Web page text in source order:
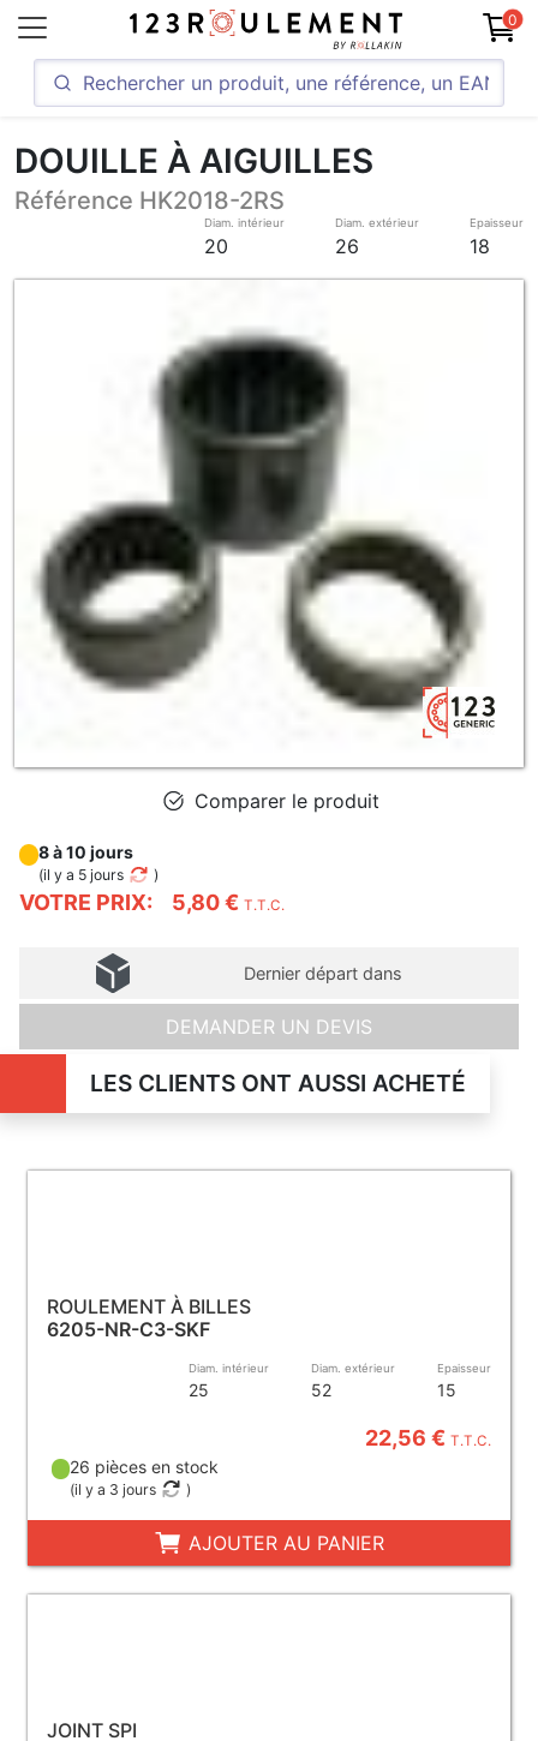
0
DOUILLE À AIGUILLES
Référence HK2018-2RS
Diam. intérieur
20
Diam. extérieur
26
Epaisseur
18
Comparer le produit
VOTRE PRIX: 5,80 € T.T.C.
8 à 10 jours
(il y a 5 jours )
Dernier départ dans
DEMANDER UN DEVIS
LES CLIENTS ONT AUSSI ACHETÉ
ROULEMENT À BILLES
6205-NR-C3-SKF
Diam. intérieur
25
Diam. extérieur
52
Epaisseur
15
22,56 €T.T.C.
26 pièces en stock
(il y a 3 jours )
AJOUTER AU PANIER
JOINT SPI